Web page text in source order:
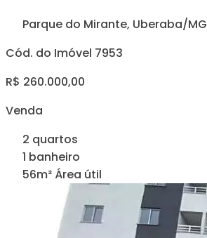
Parque do Mirante, Uberaba/MG
Cód. do Imóvel 7953
R$ 260.000,00
Venda
2 quartos
1 banheiro
56m² Área útil